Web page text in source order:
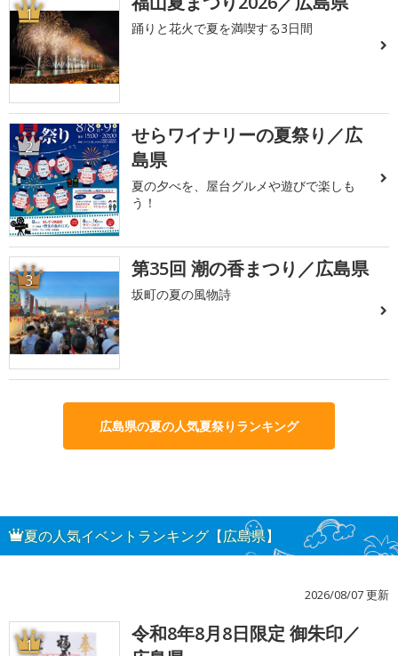
1
踊りと花火で夏を満喫する3日間
2
せらワイナリーの夏祭り／広
島県
夏の夕べを、屋台グルメや遊びで楽しも
う！
3 第35回 潮の香まつり／広島県
坂町の夏の風物詩
広島県の夏の人気夏祭りランキング
夏の人気イベントランキング【広島県】
2026/08/07 更新
1
令和8年8月8日限定 御朱印／